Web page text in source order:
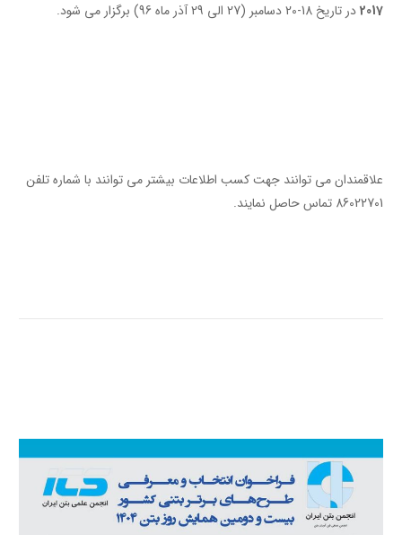
2017در تاریخ 18-20 دسامبر (27 الی 29 آذر ماه 96) برگزار می شود.
علاقمندان می توانند جهت کسب اطلاعات بیشتر می توانند با شماره تلفن
86022701 تماس حاصل نمایند.